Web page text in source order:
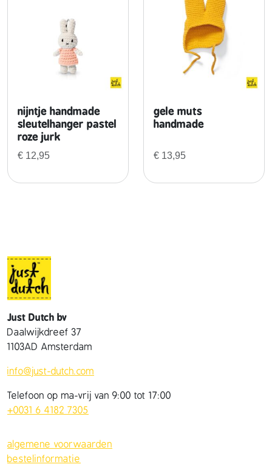
nijntje handmade
sleutelhanger pastel
roze jurk
€ 12,95
gele muts
handmade
€ 13,95
Just Dutch bv
Daalwijkdreef 37
1103AD Amsterdam
info@just-dutch.com
Telefoon op ma-vrij van 9:00 tot 17:00
+0031 6 4182 7305
algemene voorwaarden
bestelinformatie